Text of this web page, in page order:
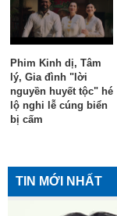
Phim Kinh dị, Tâm
lý, Gia đình "lời
nguyền huyết tộc" hé
lộ nghi lễ cúng biển
bị cấm
TIN MỚI NHẤT